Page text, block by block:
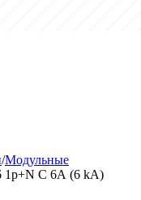
/Модульные
1p+N C 6А (6 kA)